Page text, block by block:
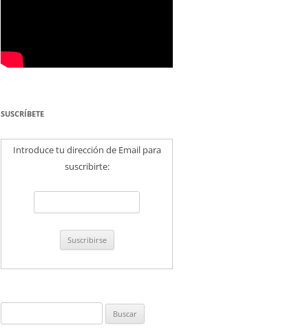
SUSCRÍBETE
Introduce tu dirección de Email para
suscribirte: